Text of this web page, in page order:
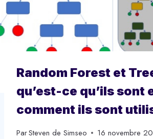
Random Forest et
qu’est-ce qu’ils sont
comment ils sont
ParSteven de Simseo 16 novembre